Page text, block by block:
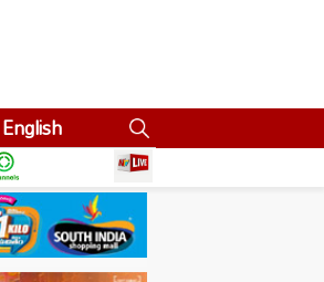
English